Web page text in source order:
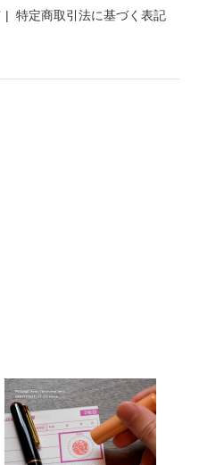
| 特定商取引法に基づく表記